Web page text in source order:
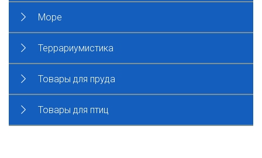
Море
Террариумистика
Товары для пруда
Товары для птиц